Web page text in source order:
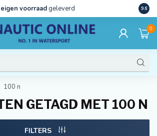
voorraad geleverd 9.6
0
100 n
GETAGD MET 100 N
FILTERS